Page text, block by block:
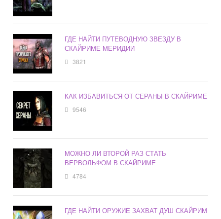
ГДЕ НАЙТИ ПУТЕВОДНУЮ ЗВЕЗДУ В
СКАЙРИМЕ МЕРИДИИ
3821
КАК ИЗБАВИТЬСЯ ОТ СЕРАНЫ В СКАЙРИМЕ
9546
МОЖНО ЛИ ВТОРОЙ РАЗ СТАТЬ
ВЕРВОЛЬФОМ В СКАЙРИМЕ
4784
ГДЕ НАЙТИ ОРУЖИЕ ЗАХВАТ ДУШ СКАЙРИМ